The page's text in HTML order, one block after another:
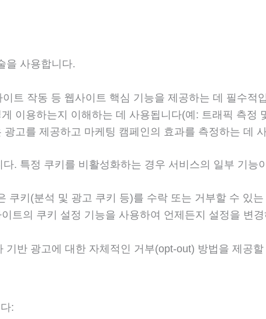
을 사용합니다.
트 작동 등 웹사이트 핵심 기능을 제공하는 데 필수적
이용하는지 이해하는 데 사용됩니다(예: 트래픽 측정
광고를 제공하고 마케팅 캠페인의 효과를 측정하는 데
. 특정 쿠키를 비활성화하는 경우 서비스의 일부 기능
쿠키(분석 및 광고 쿠키 등)를 수락 또는 거부할 수 있
트의 쿠키 설정 기능을 사용하여 언제든지 설정을 변
반 광고에 대한 자체적인 거부(opt-out) 방법을 제공
: